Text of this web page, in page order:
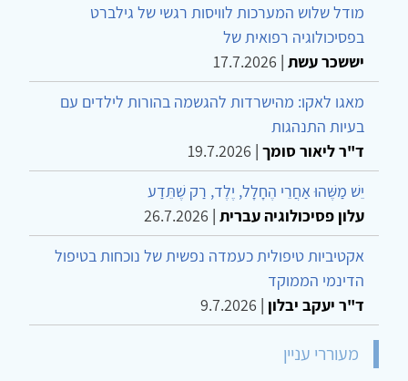
מודל שלוש המערכות לוויסות רגשי של גילברט
בפסיכולוגיה רפואית של
יששכר עשת |
17.7.2026
מאגו לאקו: מהישרדות להגשמה בהורות לילדים עם
בעיות התנהגות
ד"ר ליאור סומך |
19.7.2026
יֵשׁ מַשֶּׁהוּ אַחֲרֵי הֶחָלָל, יֶלֶד, רַק שֶׁתֵּדַע
עלון פסיכולוגיה עברית |
26.7.2026
אקטיביות טיפולית כעמדה נפשית של נוכחות בטיפול
הדינמי הממוקד
ד"ר יעקב יבלון |
9.7.2026
מעוררי עניין